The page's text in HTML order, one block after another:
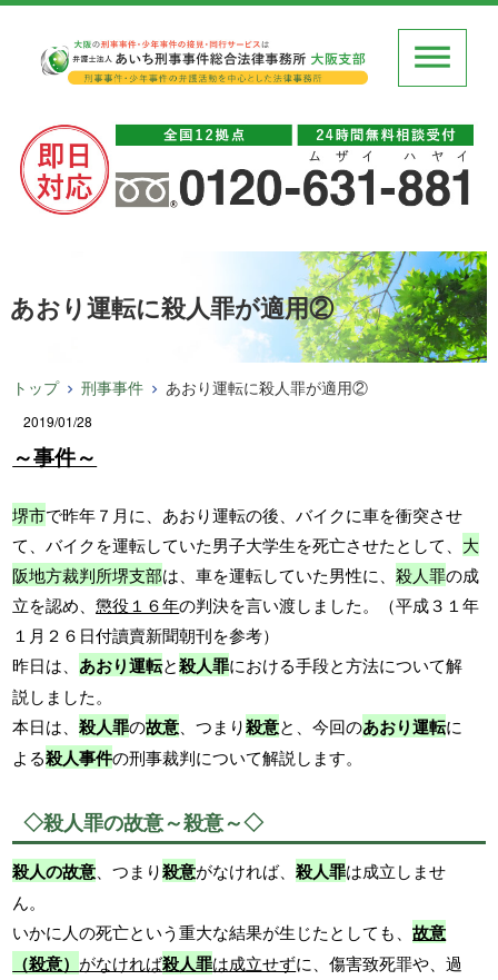
あおり運転に殺人罪が適用②
トップ 刑事事件 あおり運転に殺人罪が適用②
2019/01/28
～事件～
堺市で昨年７月に、あおり運転の後、バイクに車を衝突させ
て、バイクを運転していた男子大学生を死亡させたとして、 大
阪地方裁判所堺支部は、車を運転していた男性に、殺人罪の成
立を認め、懲役１６年の判決を言い渡しました。（平成３１年
１月２６日付讀賣新聞朝刊を参考）
昨日は、 あおり運転と殺人罪における手段と方法について解
説しました。
本日は、殺人罪の故意 、つまり殺意と、今回のあおり運転に
よる殺人事件の刑事裁判について解説します。
◇殺人罪の故意～殺意～◇
殺人の故意 、つまり殺意がなければ、殺人罪は成立しませ
ん。
いかに人の死亡という重大な結果が生じたとしても、故意
（殺意） がなければ殺人罪は成立せずに、傷害致死罪や、過